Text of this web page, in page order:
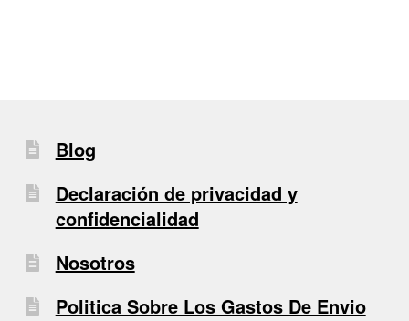
Blog
Declaración de privacidad y
confidencialidad
Nosotros
Politica Sobre Los Gastos De Envio